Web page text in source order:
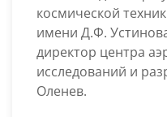
космической
имени Д.Ф.
директор центра
исследований и
Оленев.